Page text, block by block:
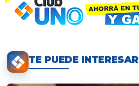
TE PUEDE INTERESAR